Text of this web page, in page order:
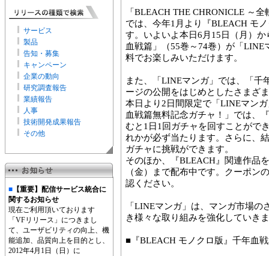
サービス
製品
告知・募集
キャンペーン
企業の動向
研究調査報告
業績報告
人事
技術開発成果報告
その他
■ 【重要】配信サービス統合に
関するお知らせ
現在ご利用頂いております
「VFリリース」につきまし
て、ユーザビリティの向上、機
能追加、品質向上を目的とし、
2012年4月1日（日）に
「BLEACH THE CHRONICLE ～
では、今年1月より『BLEACH モ
す。いよいよ本日6月15日（月）
血戦篇」（55巻～74巻）が「LINE
料でお楽しみいただけます。
また、「LINEマンガ」では、「千
ージの公開をはじめとしたさまざ
本日より2日間限定で「LINEマン
血戦篇無料記念ガチャ！」では、
むと1日1回ガチャを回すことがで
れかが必ず当たります。さらに、
ガチャに挑戦ができます。
そのほか、『BLEACH』関連作品
（金）まで配布中です。クーポン
認ください。
「LINEマンガ」は、マンガ市場
き様々な取り組みを強化していき
■『BLEACH モノクロ版』千年血